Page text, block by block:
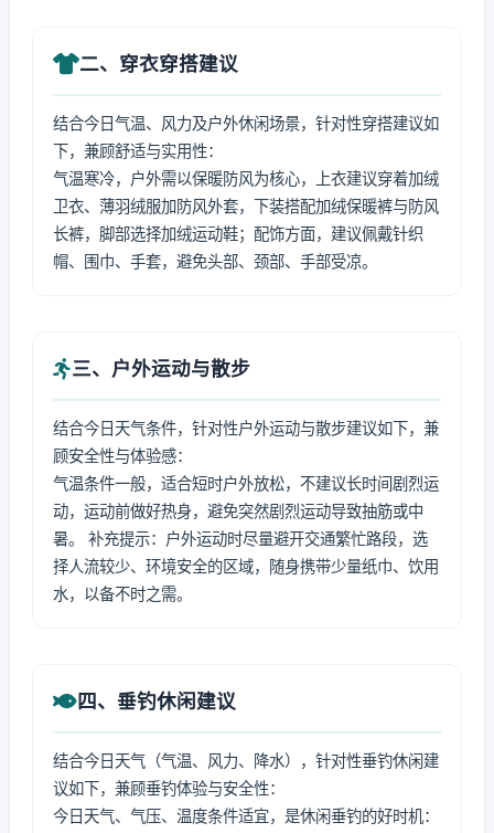
二、穿衣穿搭建议
结合今日气温、风力及户外休闲场景，针对性穿搭建议如
下，兼顾舒适与实用性：
气温寒冷，户外需以保暖防风为核心，上衣建议穿着加绒
卫衣、薄羽绒服加防风外套，下装搭配加绒保暖裤与防风
长裤，脚部选择加绒运动鞋；配饰方面，建议佩戴针织
帽、围巾、手套，避免头部、颈部、手部受凉。
三、户外运动与散步
结合今日天气条件，针对性户外运动与散步建议如下，兼
顾安全性与体验感：
气温条件一般，适合短时户外放松，不建议长时间剧烈运
动，运动前做好热身，避免突然剧烈运动导致抽筋或中
暑。 补充提示：户外运动时尽量避开交通繁忙路段，选
择人流较少、环境安全的区域，随身携带少量纸巾、饮用
水，以备不时之需。
四、垂钓休闲建议
结合今日天气（气温、风力、降水），针对性垂钓休闲建
议如下，兼顾垂钓体验与安全性：
今日天气、气压、温度条件适宜，是休闲垂钓的好时机：